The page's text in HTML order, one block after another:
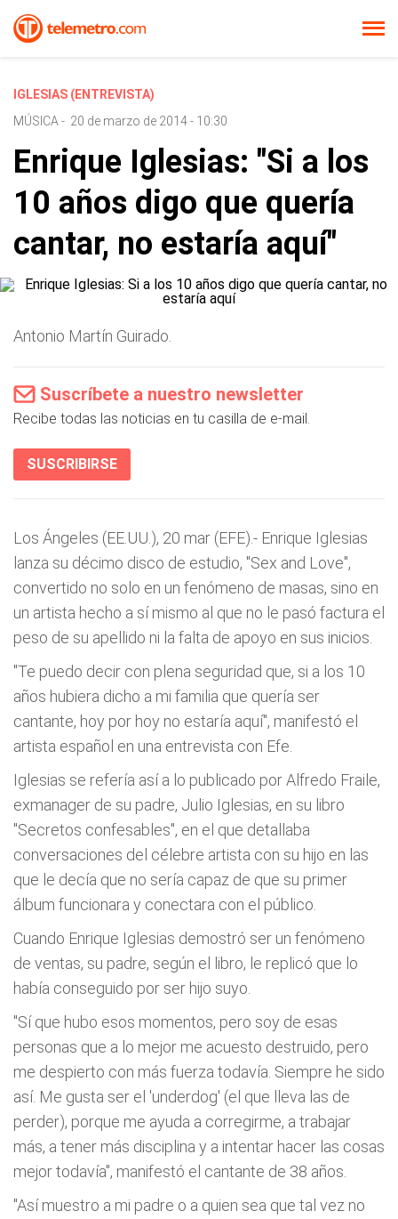
IGLESIAS (ENTREVISTA)
MÚSICA - 20 de marzo de 2014 - 10:30
Enrique Iglesias: "Si a los
10 años digo que quería
cantar, no estaría aquí"
Antonio Martín Guirado.
Suscríbete a nuestro newsletter
Recibe todas las noticias en tu casilla de e-mail.
SUSCRIBIRSE
Los Ángeles (EE.UU.), 20 mar (EFE).- Enrique Iglesias
lanza su décimo disco de estudio, "Sex and Love",
convertido no solo en un fenómeno de masas, sino en
un artista hecho a sí mismo al que no le pasó factura el
peso de su apellido ni la falta de apoyo en sus inicios.
"Te puedo decir con plena seguridad que, si a los 10
años hubiera dicho a mi familia que quería ser
cantante, hoy por hoy no estaría aquí", manifestó el
artista español en una entrevista con Efe.
Iglesias se refería así a lo publicado por Alfredo Fraile,
exmanager de su padre, Julio Iglesias, en su libro
"Secretos confesables", en el que detallaba
conversaciones del célebre artista con su hijo en las
que le decía que no sería capaz de que su primer
álbum funcionara y conectara con el público.
Cuando Enrique Iglesias demostró ser un fenómeno
de ventas, su padre, según el libro, le replicó que lo
había conseguido por ser hijo suyo.
"Sí que hubo esos momentos, pero soy de esas
personas que a lo mejor me acuesto destruido, pero
me despierto con más fuerza todavía. Siempre he sido
así. Me gusta ser el 'underdog' (el que lleva las de
perder), porque me ayuda a corregirme, a trabajar
más, a tener más disciplina y a intentar hacer las cosas
mejor todavía", manifestó el cantante de 38 años.
"Así muestro a mi padre o a quien sea que tal vez no